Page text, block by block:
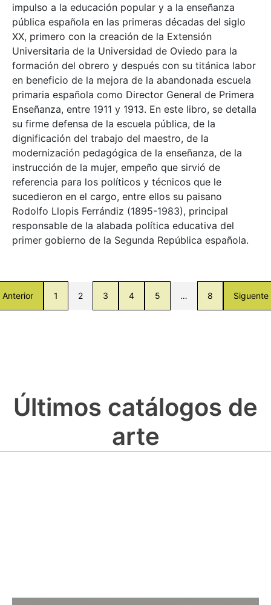
impulso a la educación popular y a la enseñanza
pública española en las primeras décadas del siglo
XX, primero con la creación de la Extensión
Universitaria de la Universidad de Oviedo para la
formación del obrero y después con su titánica labor
en beneficio de la mejora de la abandonada escuela
primaria española como Director General de Primera
Enseñanza, entre 1911 y 1913. En este libro, se detalla
su firme defensa de la escuela pública, de la
dignificación del trabajo del maestro, de la
modernización pedagógica de la enseñanza, de la
instrucción de la mujer, empeño que sirvió de
referencia para los políticos y técnicos que le
sucedieron en el cargo, entre ellos su paisano
Rodolfo Llopis Ferrándiz (1895-1983), principal
responsable de la alabada política educativa del
primer gobierno de la Segunda República española.
Anterior 1 2 3 4 5 … 8 Siguente
Últimos catálogos de
arte